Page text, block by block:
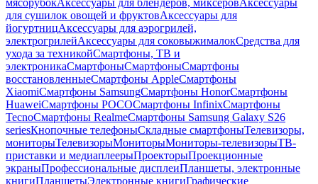
мясорубокАксессуары для блендеров, миксеровАксессуары
для сушилок овощей и фруктовАксессуары для
йогуртницАксессуары для аэрогрилей,
электрогрилейАксессуары для соковыжималокСредства для
ухода за техникойСмартфоны, ТВ и
электроникаСмартфоныСмартфоныСмартфоны
восстановленныеСмартфоны AppleСмартфоны
XiaomiСмартфоны SamsungСмартфоны HonorСмартфоны
HuaweiСмартфоны POCOСмартфоны InfinixСмартфоны
TecnoСмартфоны RealmeСмартфоны Samsung Galaxy S26
seriesКнопочные телефоныСкладные смартфоныТелевизоры,
мониторыТелевизорыМониторыМониторы-телевизорыТВ-
приставки и медиаплеерыПроекторыПроекционные
экраныПрофессиональные дисплеиПланшеты, электронные
книгиПланшетыЭлектронные книгиГрафические